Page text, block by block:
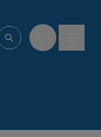
Wpisz, czego